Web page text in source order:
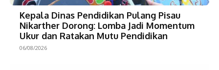
Kepala Dinas Pendidikan Pulang Pisau
Nikarther Dorong: Lomba Jadi Momentum
Ukur dan Ratakan Mutu Pendidikan
06/08/2026